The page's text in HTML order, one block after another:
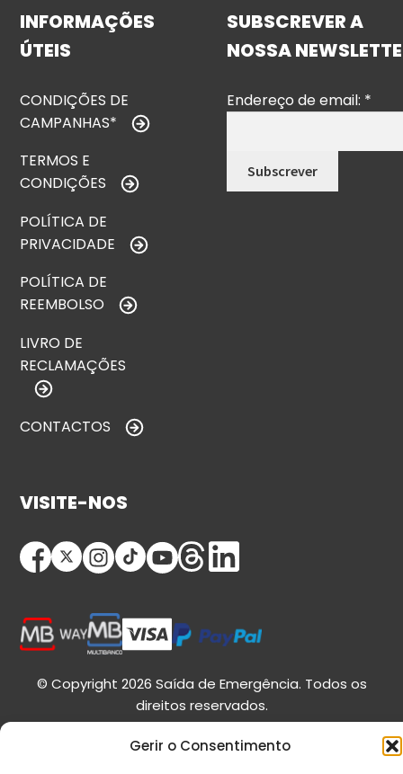
Gerir o Consentimento
INFORMAÇÕES
ÚTEIS
CONDIÇÕES DE
CAMPANHAS*
TERMOS E
CONDIÇÕES
POLÍTICA DE
PRIVACIDADE
POLÍTICA DE
REEMBOLSO
LIVRO DE
RECLAMAÇÕES
CONTACTOS
SUBSCREVER A
NOSSA
Endereço de email: *
VISITE-NOS
© Copyright 2026 Saída de Emergência. Todos os
direitos reservados.